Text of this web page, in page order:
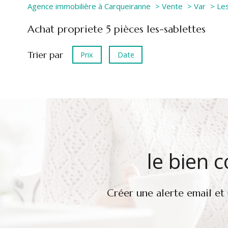
Agence immobilière à Carqueiranne Vente Var
achat propriete 5 pièces les-sablettes
Trier par Prix Date
le bien
Créer une alerte email